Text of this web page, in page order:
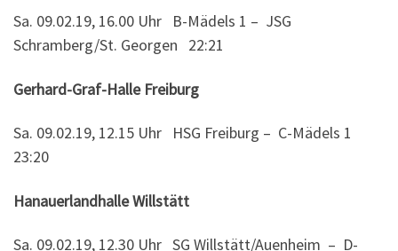
Sa. 09.02.19, 16.00 Uhr B-Mädels 1 – JSG
Schramberg/St. Georgen 22:21
Gerhard-Graf-Halle Freiburg
Sa. 09.02.19, 12.15 Uhr HSG Freiburg – C-Mädels 1
23:20
Hanauerlandhalle Willstätt
Sa. 09.02.19, 12.30 Uhr SG Willstätt/Auenheim – D-